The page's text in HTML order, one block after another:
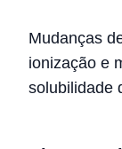
Mudanças
ionização e
solubilidade